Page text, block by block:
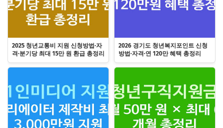
2025 청년교통비 지원 신청방법·자
격·분기당 최대 15만 원 환급 총정리
2026 경기도 청년복지포인트 신청
방법·자격·연 120만 혜택 총정리